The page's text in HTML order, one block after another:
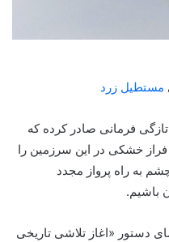
مستطیل زرد
فرمانی صادر کرده که
خشکی در این سرزمین را
ازاین‌رو، سال ۲۰۲۶ باید چشم به راه پرواز مجدد
باشیم.
دستور «اغاز تلاشی تاریخی